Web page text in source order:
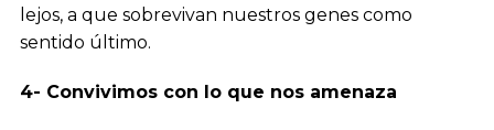
lejos, a que sobrevivan nuestros genes como
sentido último.
4- Convivimos con lo que nos amenaza